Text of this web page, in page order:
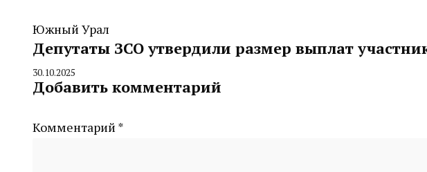
Южный Урал
Депутаты ЗСО утвердили размер выплат
By
CHELINDUSTRY
30.10.2025
Добавить комментарий
Комментарий *